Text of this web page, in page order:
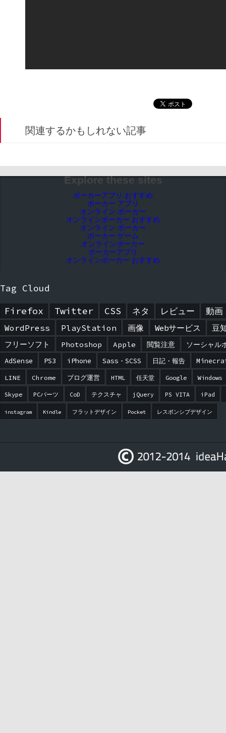
関連するかもしれない記事
Explore these sites
ポーカーアプリ おすすめ
ポーカー アプリ
オンライン ポーカー
オンラインポーカー おすすめ
オンライン ポーカー
ポーカー ゲーム
オンラインポーカー
ポーカーアプリ
オンラインポーカー おすすめ
Tag Cloud
Firefox
Twitter CSS ネタ レビュー 動画
WordPress PlayStation 画像 Webサービス 豆
フリーソフト Photoshop Apple 閲覧注意 ソーシャル
AdSense PS3 iPhone Sass・SCSS 日記・報告
LINE Chrome ブログ運営 HTML 任天堂 Google Windows
Skype PCパーツ CoD テクスチャ jQuery PS VITA iPad
instagram Kindle フラットデザイン Pocket レスポンシブデザイン